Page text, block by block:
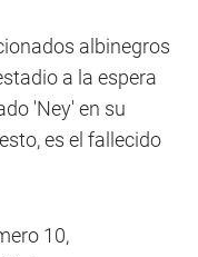
albinegros
a la espera
'Ney' en su
es el fallecido
10,